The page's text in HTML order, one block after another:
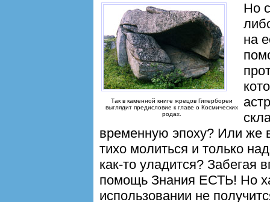
Так в каменной книге жрецов Гипербореи
выглядит предисловие к главе о Космических
родах.
Но
на
временную эпоху? Или же
тихо молиться и только
как-то уладится? Забегая
помощь Знания ЕСТЬ! Но
использовании не